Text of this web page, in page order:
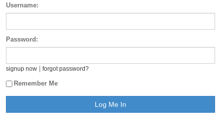
Username:
Password:
signup now forgot password?
Remember Me